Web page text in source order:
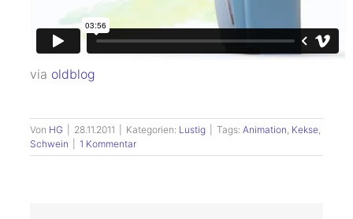
via oldblog
Von HG 28.11.2011 Kategorien: Lustig Tags: Animation, Kekse,
Schwein
1 Kommentar